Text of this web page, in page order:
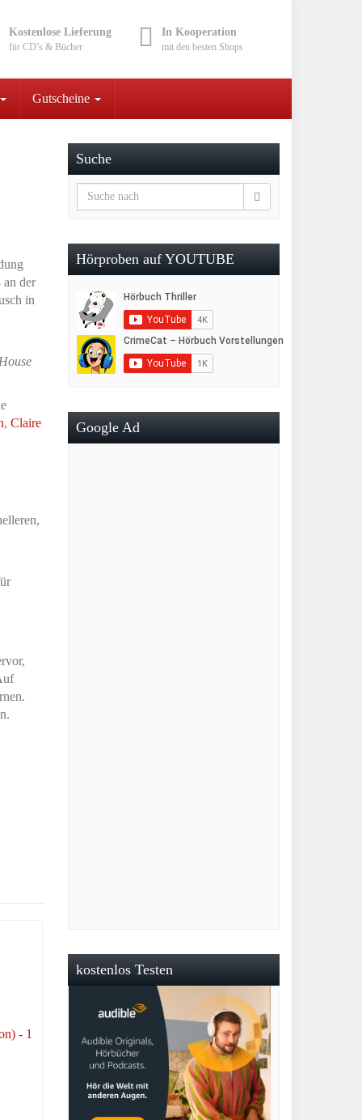
Kostenlose Lieferung
für CD’s & Bücher
In Kooperation
mit den besten Shops
Gutscheine
an der
in
, Claire
Suche
Hörproben auf YOUTUBE
Google Ad
kostenlos Testen